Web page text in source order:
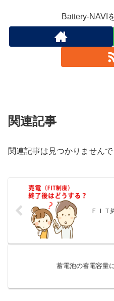
Battery-NAVI
関連記事
関連記事は見つかりませんで
ＦＩＴ
蓄電池の蓄電容量